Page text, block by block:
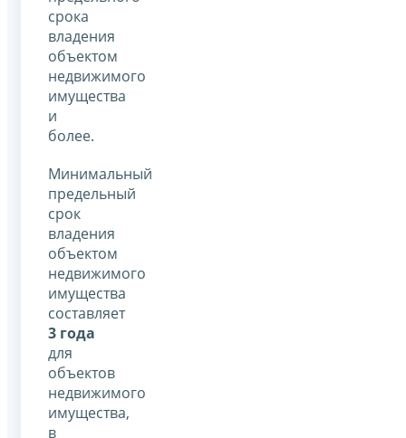
срока
владения
объектом
недвижимого
имущества
и
более.
Минимальный
предельный
срок
владения
объектом
недвижимого
имущества
составляет
3 года
для
объектов
недвижимого
имущества,
в